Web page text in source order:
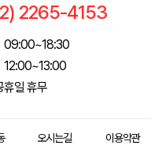
2265-4153
09:00~18:30
12:00~13:00
휴일 휴무
오시는길 이용약관